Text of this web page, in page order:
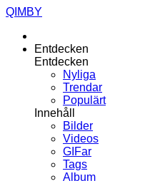
QIMBY
Entdecken
Entdecken
Nyliga
Trendar
Populärt
Innehåll
Bilder
Videos
GIFar
Tags
Album